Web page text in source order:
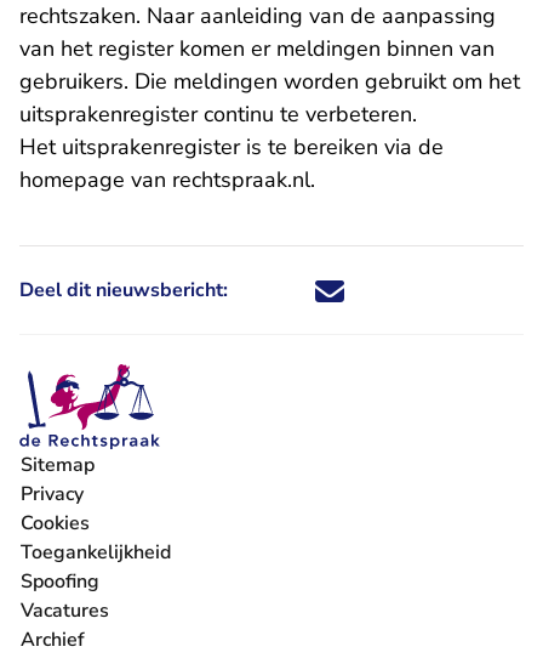
rechtszaken. Naar aanleiding van de aanpassing
van het register komen er meldingen binnen van
gebruikers. Die meldingen worden gebruikt om het
uitsprakenregister continu te verbeteren.
Het uitsprakenregister is te bereiken via de
homepage van rechtspraak.nl.
Deel dit nieuwsbericht: Deel dit nieuwsbericht via X -
Deel dit nieuwsbericht via
Deel dit nieuwsbericht
Deel dit
Sitemap
Privacy
Cookies
Toegankelijkheid
Spoofing
Vacatures
- U verlaat Rechtspraak.nl
Archief